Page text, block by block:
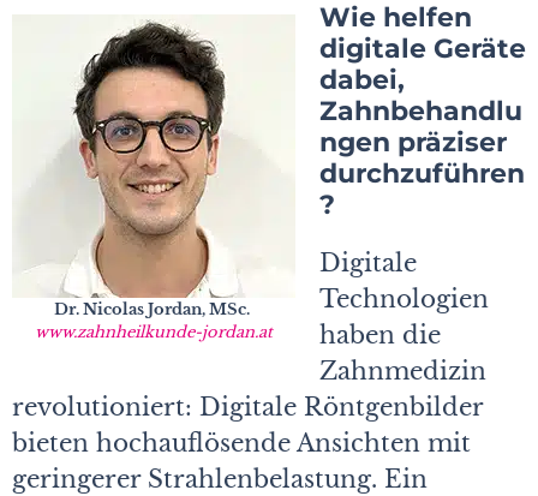
Dr. Nicolas Jordan, MSc.
www.zahnheilkunde-jordan.at
Wie helfen
digitale Geräte
dabei,
Zahnbehandlu
ngen präziser
durchzuführen
?
Digitale
Technologien
haben die
Zahnmedizin
revolutioniert: Digitale Röntgenbilder
bieten hochauflösende Ansichten mit
geringerer Strahlenbelastung. Ein